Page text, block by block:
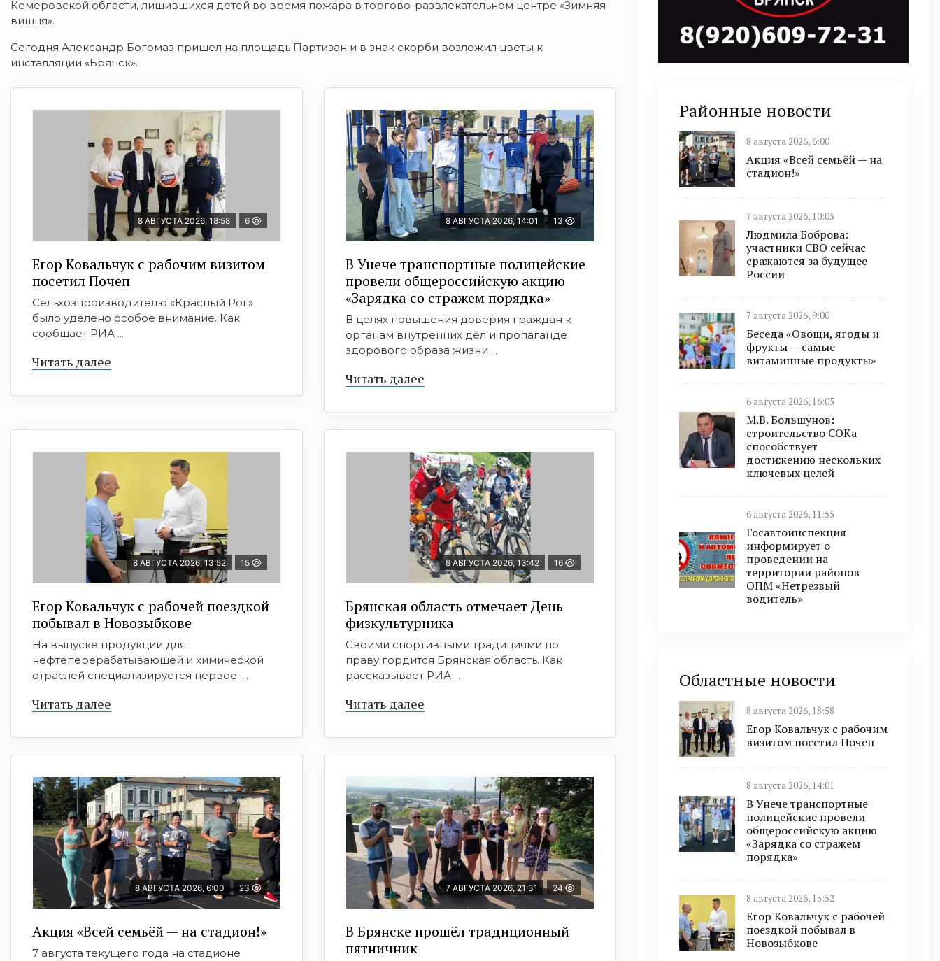
Кемеровской области, лишившихся детей во время пожара в торгово-развлекательном центре «Зимняя
вишня».
Сегодня Александр Богомаз пришел на площадь Партизан и в знак скорби возложил цветы к
инсталляции «Брянск».
8 АВГУСТА 2026, 18:58 6
Егор Ковальчук с рабочим визитом
посетил Почеп
Сельхозпроизводителю «Красный Рог»
было уделено особое внимание. Как
сообщает РИА ...
Читать далее
8 АВГУСТА 2026, 14:01 13
В Унече транспортные полицейские
провели общероссийскую акцию
«Зарядка со стражем порядка»
В целях повышения доверия граждан к
органам внутренних дел и пропаганде
здорового образа жизни ...
Читать далее
8 АВГУСТА 2026, 13:52 15
Егор Ковальчук с рабочей поездкой
побывал в Новозыбкове
На выпуске продукции для
нефтеперерабатывающей и химической
отраслей специализируется первое. ...
Читать далее
8 АВГУСТА 2026, 13:42 16
Брянская область отмечает День
физкультурника
Своими спортивными традициями по
праву гордится Брянская область. Как
рассказывает РИА ...
Читать далее
8 АВГУСТА 2026, 6:00 23
Акция «Всей семьёй — на стадион!»
7 августа текущего года на стадионе
7 АВГУСТА 2026, 21:31 24
В Брянске прошёл традиционный
пятничник
Районные новости
8 августа 2026, 6:00
Акция «Всей семьёй — на
стадион!»
7 августа 2026, 10:05
Людмила Боброва:
участники СВО сейчас
сражаются за будущее
России
7 августа 2026, 9:00
Беседа «Овощи, ягоды и
фрукты — самые
витаминные продукты»
6 августа 2026, 16:05
М.В. Большунов:
строительство СОКа
способствует
достижению нескольких
ключевых целей
6 августа 2026, 11:55
Госавтоинспекция
информирует о
проведении на
территории районов
ОПМ «Нетрезвый
водитель»
Областные новости
8 августа 2026, 18:58
Егор Ковальчук с рабочим
визитом посетил Почеп
8 августа 2026, 14:01
В Унече транспортные
полицейские провели
общероссийскую акцию
«Зарядка со стражем
порядка»
8 августа 2026, 13:52
Егор Ковальчук с рабочей
поездкой побывал в
Новозыбкове